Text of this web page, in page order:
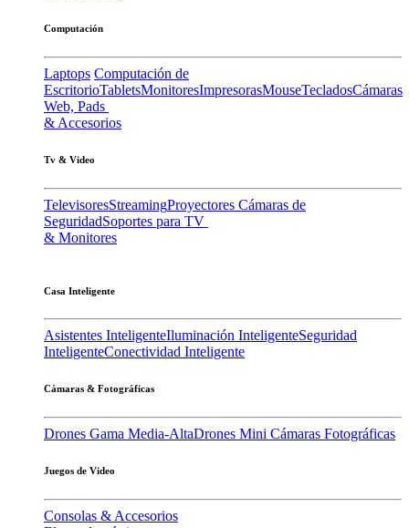
Computación
Laptops Computación de
EscritorioTabletsMonitoresImpresorasMouseTecladosCámaras
Web, Pads
& Accesorios
Tv & Video
TelevisoresStreamingProyectores Cámaras de
SeguridadSoportes para TV
& Monitores
Casa Inteligente
Asistentes InteligenteIluminación InteligenteSeguridad
InteligenteConectividad Inteligente
Cámaras & Fotográficas
Drones Gama Media-AltaDrones Mini Cámaras Fotográficas
Juegos de Video
Consolas & Accesorios